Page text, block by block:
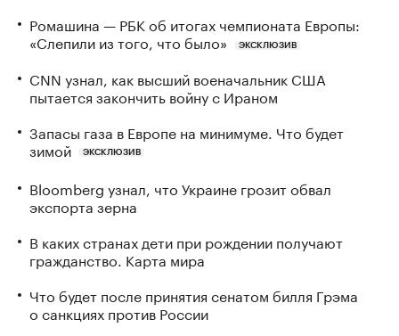
Ромашина — РБК об итогах чемпионата Европы:
«Слепили из того, что было»
ЭКСКЛЮЗИВ
CNN узнал, как высший военачальник США
пытается закончить войну с Ираном
Запасы газа в Европе на минимуме. Что будет
зимой
ЭКСКЛЮЗИВ
Bloomberg узнал, что Украине грозит обвал
экспорта зерна
В каких странах дети при рождении получают
гражданство. Карта мира
Что будет после принятия сенатом билля Грэма
о санкциях против России